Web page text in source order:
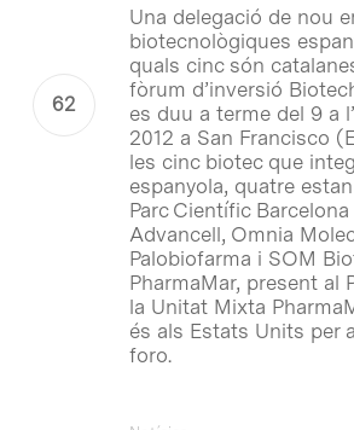
Una delegació de nou
biotecnològiques
quals cinc són
fòrum d’inversió
es duu a terme del 9 a
2012 a San Francisco
les cinc biotec que
espanyola, quatre
Parc Científic
Advancell, Omnia
Palobiofarma i SOM
PharmaMar, present al
la Unitat Mixta
és als Estats Units per
foro.